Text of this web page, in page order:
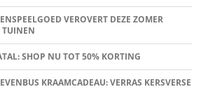
VEROVERT DEZE ZOMER
TUINEN
SHOP NU TOT 50% KORTING
KRAAMCADEAU: VERRAS KERSVERSE